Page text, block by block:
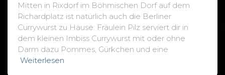
Mitten in Rixdorf im Böhmischen Dorf auf dem
Richardplatz ist natürlich auch die Berliner
Currywurst zu Hause: Fräulein Pilz serviert dir in
dem kleinen Imbiss Currywurst mit oder ohne
Darm dazu Pommes, Gürkchen und eine
Weiterlesen